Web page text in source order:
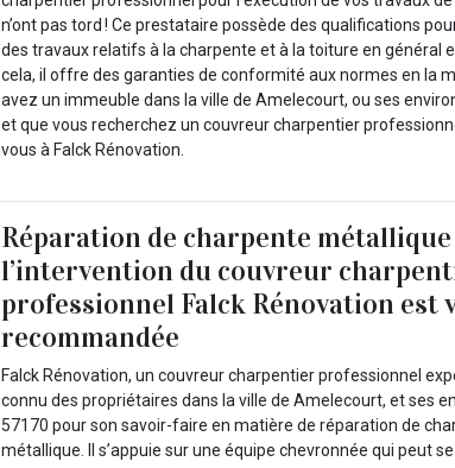
n’ont pas tord ! Ce prestataire possède des qualifications
des travaux relatifs à la charpente et à la toiture en général
cela, il offre des garanties de conformité aux normes en la
avez un immeuble dans la ville de Amelecourt, ou ses
et que vous recherchez un couvreur charpentier
vous à Falck Rénovation.
Réparation de charpente métallique
l’intervention du couvreur
professionnel Falck Rénovation est
recommandée
Falck Rénovation, un couvreur charpentier professionnel
connu des propriétaires dans la ville de Amelecourt, et ses
57170 pour son savoir-faire en matière de réparation de
métallique. Il s’appuie sur une équipe chevronnée qui peut